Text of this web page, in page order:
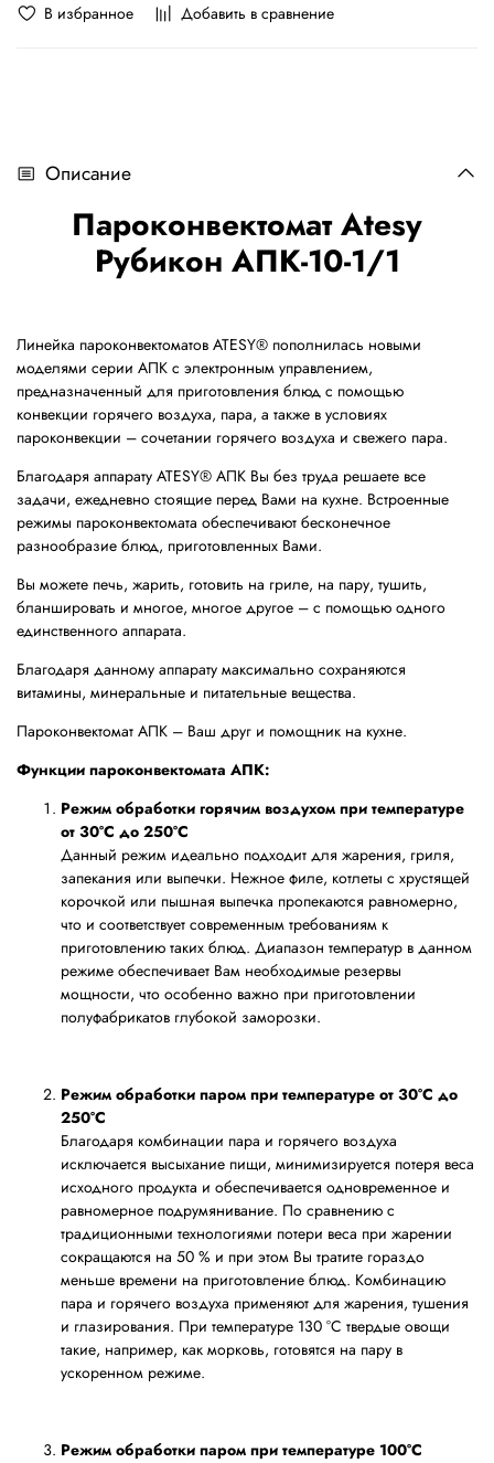
В избранное Добавить в сравнение
Описание
Пароконвектомат Atesy
Рубикон АПК-10-1/1
Линейка пароконвектоматов ATESY® пополнилась новыми
моделями серии АПК с электронным управлением,
предназначенный для приготовления блюд с помощью
конвекции горячего воздуха, пара, а также в условиях
пароконвекции – сочетании горячего воздуха и свежего пара.
Благодаря аппарату ATESY® АПК Вы без труда решаете все
задачи, ежедневно стоящие перед Вами на кухне. Встроенные
режимы пароконвектомата обеспечивают бесконечное
разнообразие блюд, приготовленных Вами.
Вы можете печь, жарить, готовить на гриле, на пару, тушить,
бланшировать и многое, многое другое – с помощью одного
единственного аппарата.
Благодаря данному аппарату максимально сохраняются
витамины, минеральные и питательные вещества.
Пароконвектомат АПК – Ваш друг и помощник на кухне.
Функции пароконвектомата АПК:
Режим обработки горячим воздухом при температуре
от 30°C до 250°C
Данный режим идеально подходит для жарения, гриля,
запекания или выпечки. Нежное филе, котлеты с хрустящей
корочкой или пышная выпечка пропекаются равномерно,
что и соответствует современным требованиям к
приготовлению таких блюд. Диапазон температур в данном
режиме обеспечивает Вам необходимые резервы
мощности, что особенно важно при приготовлении
полуфабрикатов глубокой заморозки.
Режим обработки паром при температуре от 30°C до
250°C
Благодаря комбинации пара и горячего воздуха
исключается высыхание пищи, минимизируется потеря веса
исходного продукта и обеспечивается одновременное и
равномерное подрумянивание. По сравнению с
традиционными технологиями потери веса при жарении
сокращаются на 50 % и при этом Вы тратите гораздо
меньше времени на приготовление блюд. Kомбинацию
пара и горячего воздуха применяют для жарения, тушения
и глазирования. При температуре 130 °C твердые овощи
такие, например, как морковь, готовятся на пару в
ускоренном режиме.
Режим обработки паром при температуре 100°C